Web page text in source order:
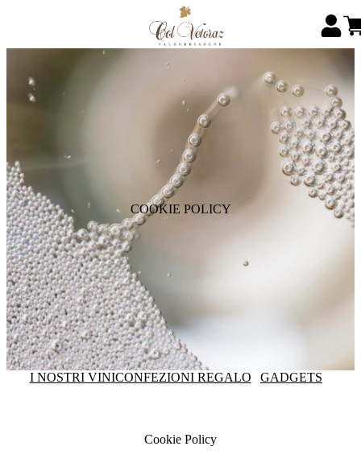
COOKIE POLICY
I NOSTRI VINICONFEZIONI REGALO GADGETS
Cookie Policy